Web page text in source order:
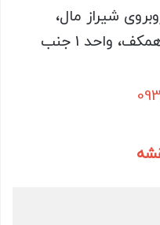
شیراز مال،
ساختمان شروین، طبقه همکف، واحد 1 جنب